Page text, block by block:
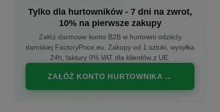
Tylko dla hurtowników - 7 dni na zwrot,
10% na pierwsze zakupy
Załóż darmowe konto B2B w hurtowni odzieży
damskiej FactoryPrice.eu. Zakupy od 1 sztuki, wysyłka
24h, faktury 0% VAT dla klientów z UE.
ZAŁÓŻ KONTO HURTOWNIKA